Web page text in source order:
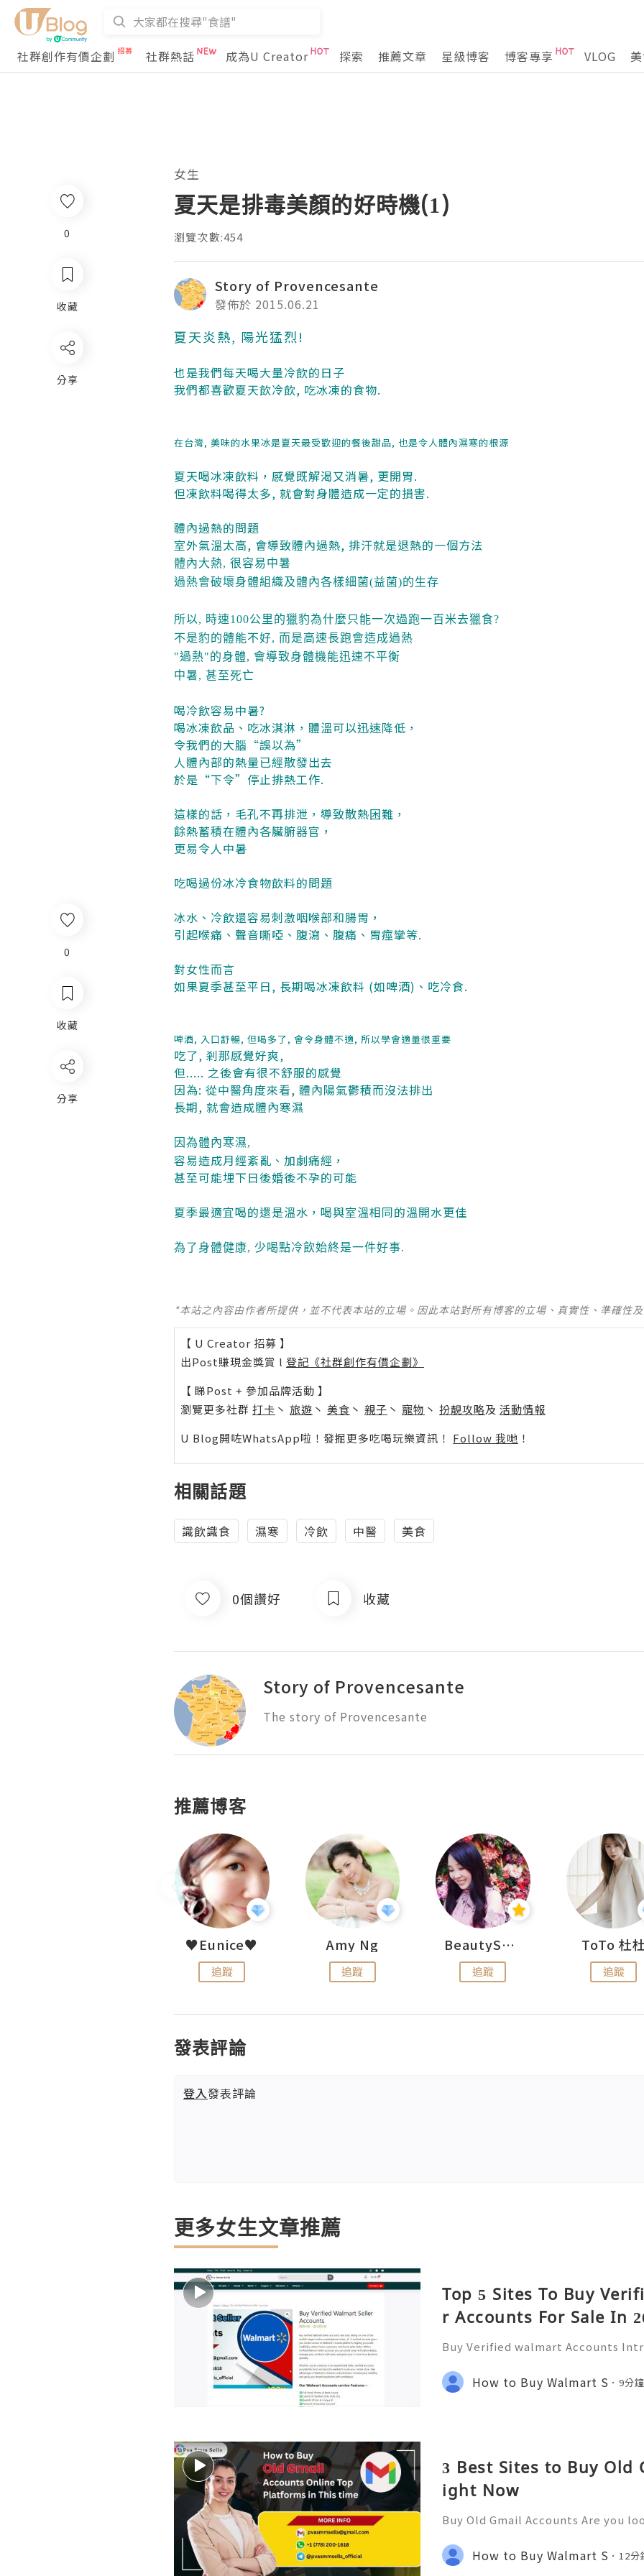
社群創作有價企劃 社群熱話 成為U Creator 探索 推薦文章 星級博客 博客專享 VLOG
0
收藏
分享
女生
夏天是排毒美顏的好時機(1)
瀏覽次數:454
Story of Provencesante
發佈於 2015.06.21
夏天炎熱, 陽光猛烈!
也是我們每天喝大量冷飲的日子
我們都喜歡夏天飲冷飲, 吃冰凍的食物.
在台灣, 美味的水果冰是夏天最受歡迎的餐後甜品, 也是令人體內濕寒的根源
夏天喝冰凍飲料，感覺既解渴又消暑, 更開胃.
但凍飲料喝得太多, 就會對身體造成一定的損害.
體內過熱的問題
室外氣溫太高, 會導致體內過熱, 排汗就是退熱的一個方法
體內大熱, 很容易中暑
過熱會破壞身體組織及體內各樣細菌(益菌)的生存
所以, 時速100公里的獵豹為什麼只能一次過跑一百米去獵食?
不是豹的體能不好, 而是高速長跑會造成過熱
"過熱"的身體, 會導致身體機能迅速不平衡
中暑, 甚至死亡
喝冷飲容易中暑?
喝冰凍飲品、吃冰淇淋，體溫可以迅速降低，
令我們的大腦“誤以為”
人體內部的熱量已經散發出去
於是“下令”停止排熱工作.
這樣的話，毛孔不再排泄，導致散熱困難，
餘熱蓄積在體內各臟腑器官，
更易令人中暑
吃喝過份冰冷食物飲料的問題
冰水、冷飲還容易刺激咽喉部和腸胃，
引起喉痛、聲音嘶啞、腹瀉、腹痛、胃痙攣等.
對女性而言
如果夏季甚至平日, 長期喝冰凍飲料 (如啤酒)、吃冷食.
啤酒, 入口舒暢, 但喝多了, 會令身體不適, 所以學會適量很重要
吃了, 剎那感覺好爽,
但..... 之後會有很不舒服的感覺
因為: 從中醫角度來看, 體內陽氣鬱積而沒法排出
長期, 就會造成體內寒濕
因為體內寒濕,
容易造成月經紊亂、加劇痛經，
甚至可能埋下日後婚後不孕的可能
夏季最適宜喝的還是溫水，喝與室溫相同的溫開水更佳
為了身體健康, 少喝點冷飲始終是一件好事.
*本站之內容由作者所提供，並不代表本站的立場。因此本站對所有博客的立場、真實性、準確性
【 U Creator 招募 】
出Post賺現金獎賞 l 登記《社群創作有價企劃》
【 睇Post + 參加品牌活動 】
瀏覽更多社群 打卡 丶 旅遊 丶 美食 丶 親子 丶 寵物 丶 扮靚攻略及 活動情報
U Blog開咗WhatsApp啦！發掘更多吃喝玩樂資訊！ Follow 我哋 ！
相關話題
識飲識食 濕寒 冷飲 中醫 美食
0個讚好 收藏
Story of Provencesante
The story of Provencesante
推薦博客
♥Eunice♥
追蹤
Amy Ng
追蹤
BeautySearch
追蹤
ToTo 杜
追蹤
發表評論
登入發表評論
更多女生文章推薦
Top 5 Sites To Buy
r Accounts For Sale In
Buy Verified walmart Accounts
has become a staple for millions.
of the largest retailers
How to Buy Walmart S 9分
3 Best Sites to Buy Old
ight Now
Buy Old Gmail Accounts Are you
old Gmail accounts might just be
ffer high-quality new G
How to Buy Walmart S 12分
0
收藏
分享